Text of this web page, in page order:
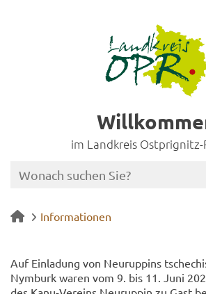
im Landkreis
Informationen
Auf Ein­la­dung von Neu­rup­pins
Nym­burk waren vom 9. bis 11. Juni